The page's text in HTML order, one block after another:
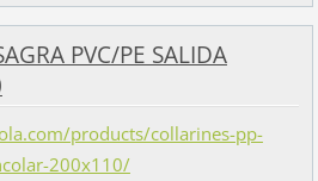
PVC/PE SALIDA
products/collarines-pp-
200x110/